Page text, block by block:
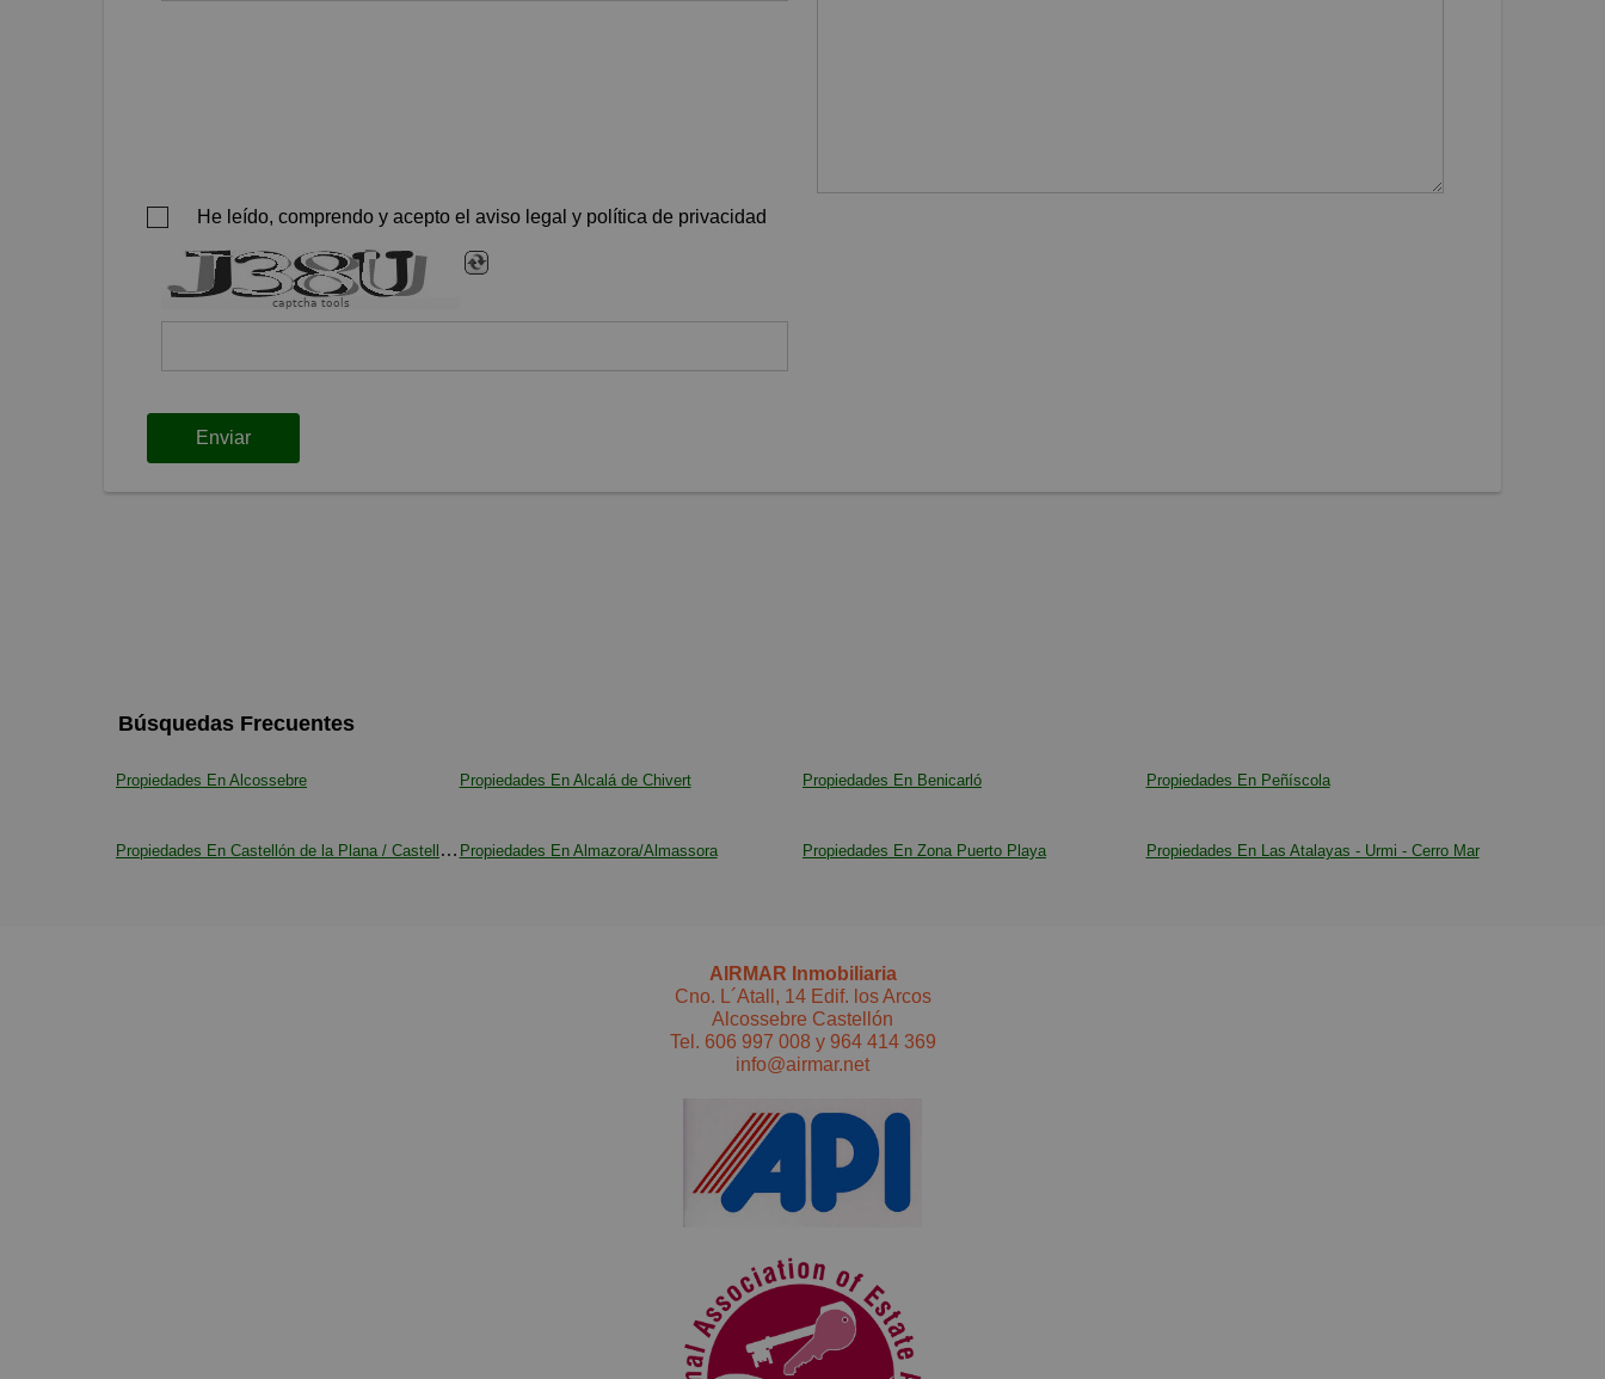
He leído, comprendo y acepto el aviso legal y política de privacidad
captcha tools
Enviar
Búsquedas Frecuentes
Propiedades En Alcossebre Propiedades En Alcalá de Chivert Propiedades En Benicarló Propiedades En Peñíscola
Propiedades En Castellón de la Plana / Castello de la Plana Propiedades En Almazora/Almassora Propiedades En Zona Puerto Playa Propiedades En Las Atalayas - Urmi - Cerro Mar
AIRMAR Inmobiliaria
Cno. L´Atall, 14 Edif. los Arcos
Alcossebre Castellón
Tel. 606 997 008 y 964 414 369
info@airmar.net